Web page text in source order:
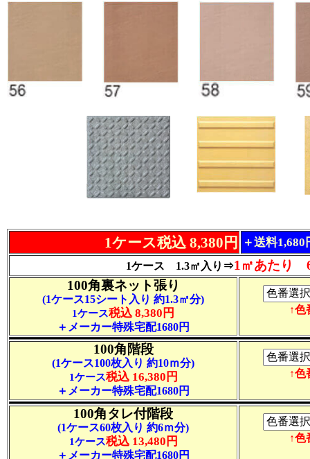
1ケース税込 8,380円 ＋送料
1ケース 1.3㎡入り⇒1㎡あたり
100角裏ネット張り
(1ケース15シート入り 約1.3㎡分)
1ケース税込 8,380円
＋メーカー特殊宅配1680円
↑色
100角階段
(1ケース100枚入り 約10ｍ分)
1ケース税込 16,380円
＋メーカー特殊宅配1680円
↑色
100角タレ付階段
(1ケース60枚入り 約6ｍ分)
1ケース税込 13,480円
＋メーカー特殊宅配1680円
↑色